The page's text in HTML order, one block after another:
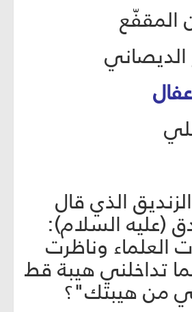
المقفّع
الذي قال
(عليه السلام):
وناظرت
تداخلني هيبة قط
من هيبتك"؟